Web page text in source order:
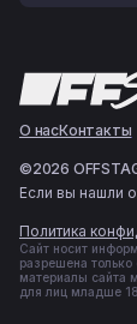
О насКонтакты
©2026
Если вы нашли
Политика
Сайт носит
разрешена только
материалы сайта
для лиц младше 18